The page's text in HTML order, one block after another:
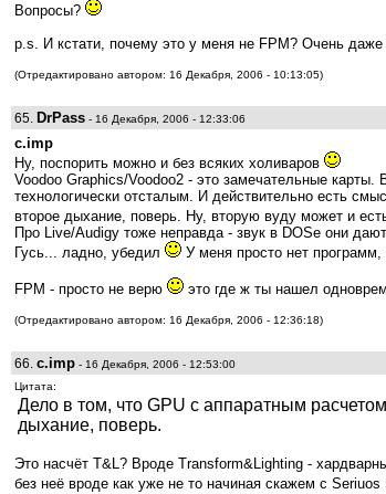
Вопросы?
p.s. И кстати, почему это у меня не FPM? Очень даже
(Отредактировано автором: 16 Декабря, 2006 - 10:13:05)
65. DrPass - 16 Декабря, 2006 - 12:33:06
c.imp
Ну, поспорить можно и без всяких холиваров
Voodoo Graphics/Voodoo2 - это замечательные
технологически отсталым. И действительно есть
второе дыхание, поверь. Ну, вторую вуду может и
Про Live/Audigy тоже неправда - звук в DOSе они
Гусь... ладно, убедил
У меня просто нет программ,
FPM - просто не верю это где ж ты нашел
(Отредактировано автором: 16 Декабря, 2006 - 12:36:18)
66. c.imp - 16 Декабря, 2006 - 12:53:00
Цитата:
Дело в том, что GPU с аппаратным
дыхание, поверь.
Это насчёт T&L? Вроде Transform&Lighting -
без неё вроде как уже не то начиная скажем с